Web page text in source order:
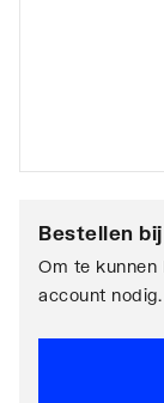
Bestellen bij
Om te kunnen
account nodig.